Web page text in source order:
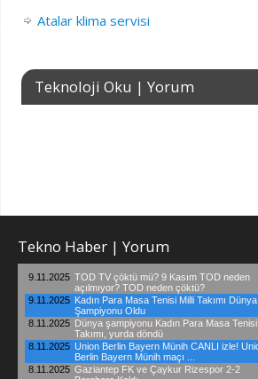
Atalar klima servisi
Teknoloji Oku | Yorum
Tekno Haber | Yorum